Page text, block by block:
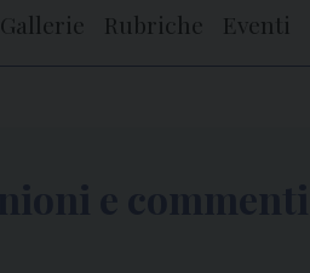
Gallerie Rubriche Eventi